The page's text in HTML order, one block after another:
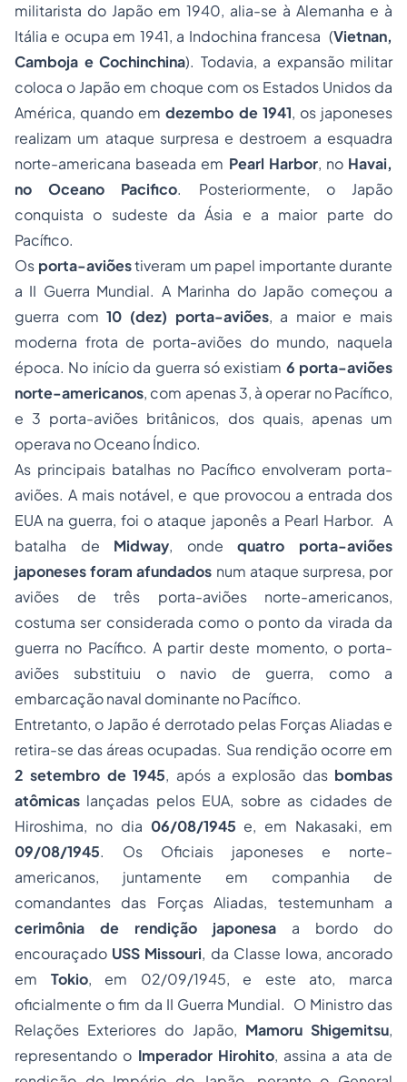
militarista do Japão em 1940, alia-se à Alemanha e à
Itália e ocupa em 1941, a Indochina francesa (Vietnan,
Camboja e Cochinchina). Todavia, a expansão militar
coloca o Japão em choque com os Estados Unidos da
América, quando emdezembo de 1941, os japoneses
realizam um ataque surpresa e destroem a esquadra
norte-americana baseada em Pearl Harbor, no Havai,
no Oceano Pacifico. Posteriormente, o Japão
conquista o sudeste da Ásia e a maior parte do
Pacífico.
Os porta-aviõestiveram um papel importante durante
a II Guerra Mundial. A Marinha do Japão começou a
guerra com10 (dez) porta-aviões, a maior e mais
moderna frota de porta-aviões do mundo, naquela
época. No início da guerra só existiam 6 porta-aviões
norte-americanos, com apenas 3, à operar no Pacífico,
e 3 porta-aviões britânicos, dos quais, apenas um
operava no Oceano Índico.
As principais batalhas no Pacífico envolveram porta-
aviões. A mais notável, e que provocou a entrada dos
EUA na guerra, foi o ataque japonês a Pearl Harbor. A
batalha de Midway, ondequatro porta-aviões
japoneses foram afundados num ataque surpresa, por
aviões de três porta-aviões norte-americanos,
costuma ser considerada como o ponto da virada da
guerra no Pacífico. A partir deste momento, o porta-
aviões substituiu o navio de guerra, como a
embarcação naval dominante no Pacífico.
Entretanto, o Japão é derrotado pelas Forças Aliadas e
retira-se das áreas ocupadas. Sua rendição ocorre em
2 setembro de 1945, após a explosão das bombas
atômicas lançadas pelos EUA, sobre as cidades de
Hiroshima, no dia 06/08/1945 e, em Nakasaki, em
09/08/1945. Os Oficiais japoneses e norte-
americanos, juntamente em companhia de
comandantes das Forças Aliadas, testemunham a
cerimônia de rendição japonesa a bordo do
encouraçado USS Missouri, da Classe Iowa, ancorado
em Tokio, em 02/09/1945, e este ato, marca
oficialmente o fim da II Guerra Mundial. O Ministro das
Relações Exteriores do Japão, Mamoru Shigemitsu,
representando o Imperador Hirohito, assina a ata de